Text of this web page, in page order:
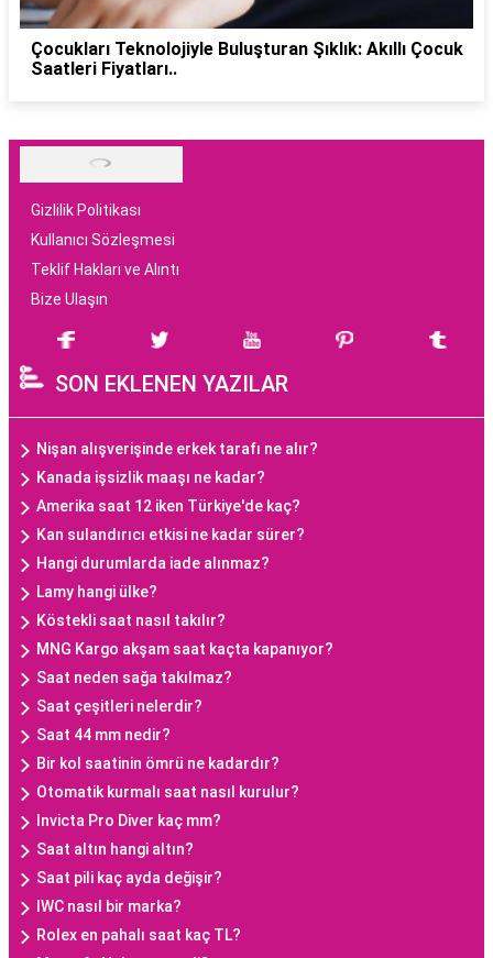
Çocukları Teknolojiyle Buluşturan Şıklık: Akıllı Çocuk
Saatleri Fiyatları..
Gizlilik Politikası
Kullanıcı Sözleşmesi
Teklif Hakları ve Alıntı
Bize Ulaşın
SON EKLENEN YAZILAR
Nişan alışverişinde erkek tarafı ne alır?
Kanada işsizlik maaşı ne kadar?
Amerika saat 12 iken Türkiye'de kaç?
Kan sulandırıcı etkisi ne kadar sürer?
Hangi durumlarda iade alınmaz?
Lamy hangi ülke?
Köstekli saat nasıl takılır?
MNG Kargo akşam saat kaçta kapanıyor?
Saat neden sağa takılmaz?
Saat çeşitleri nelerdir?
Saat 44 mm nedir?
Bir kol saatinin ömrü ne kadardır?
Otomatik kurmalı saat nasıl kurulur?
Invicta Pro Diver kaç mm?
Saat altın hangi altın?
Saat pili kaç ayda değişir?
IWC nasıl bir marka?
Rolex en pahalı saat kaç TL?